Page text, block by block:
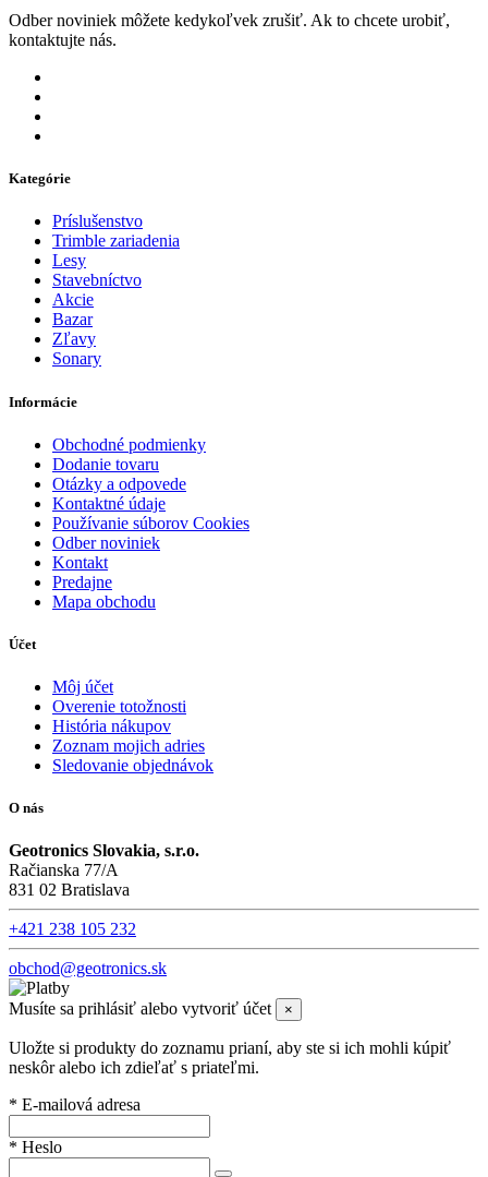
Odber noviniek môžete kedykoľvek zrušiť. Ak to chcete urobiť,
kontaktujte nás.
Kategórie
Príslušenstvo
Trimble zariadenia
Lesy
Stavebníctvo
Akcie
Bazar
Zľavy
Sonary
Informácie
Obchodné podmienky
Dodanie tovaru
Otázky a odpovede
Kontaktné údaje
Používanie súborov Cookies
Odber noviniek
Kontakt
Predajne
Mapa obchodu
Účet
Môj účet
Overenie totožnosti
História nákupov
Zoznam mojich adries
Sledovanie objednávok
O nás
Geotronics Slovakia, s.r.o.
Račianska 77/A
831 02 Bratislava
+421 238 105 232
obchod@geotronics.sk
Musíte sa prihlásiť alebo vytvoriť účet ×
Uložte si produkty do zoznamu prianí, aby ste si ich mohli kúpiť
neskôr alebo ich zdieľať s priateľmi.
* E-mailová adresa
* Heslo